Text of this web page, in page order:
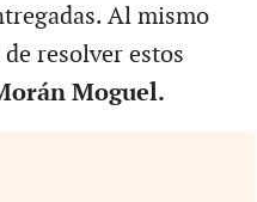
Al mismo
resolver estos
Moguel.